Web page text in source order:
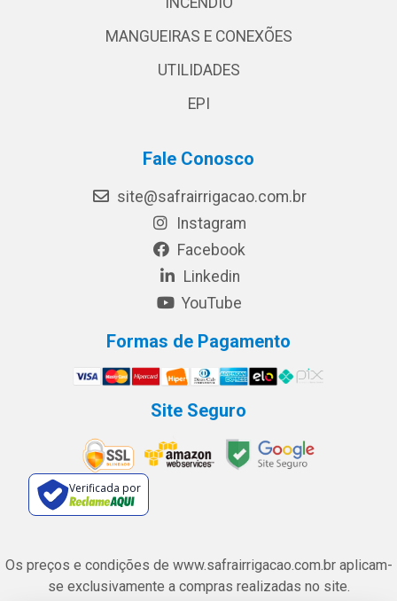
MANGUEIRAS E CONEXÕES
UTILIDADES
EPI
Fale Conosco
site@safrairrigacao.com.br
Instagram
Facebook
Linkedin
YouTube
Formas de Pagamento
Site Seguro
Verificada por
Os preços e condições de www.safrairrigacao.com.br aplicam-
se exclusivamente a compras realizadas no site.